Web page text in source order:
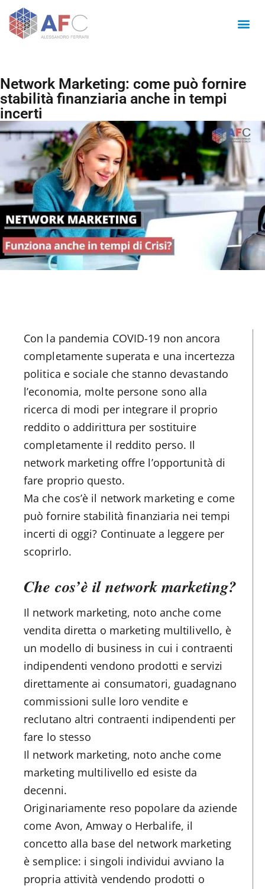
Network Marketing: come può fornire
stabilità finanziaria anche in tempi
incerti
Con la pandemia COVID-19 non ancora
completamente superata e una incertezza
politica e sociale che stanno devastando
l’economia, molte persone sono alla
ricerca di modi per integrare il proprio
reddito o addirittura per sostituire
completamente il reddito perso. Il
network marketing offre l’opportunità di
fare proprio questo.
Ma che cos’è il network marketing e come
può fornire stabilità finanziaria nei tempi
incerti di oggi? Continuate a leggere per
scoprirlo.
Che cos’è il network marketing?
Il network marketing, noto anche come
vendita diretta o marketing multilivello, è
un modello di business in cui i contraenti
indipendenti vendono prodotti e servizi
direttamente ai consumatori, guadagnano
commissioni sulle loro vendite e
reclutano altri contraenti indipendenti per
fare lo stesso
Il network marketing, noto anche come
marketing multilivello ed esiste da
decenni.
Originariamente reso popolare da aziende
come Avon, Amway o Herbalife, il
concetto alla base del network marketing
è semplice: i singoli individui avviano la
propria attività vendendo prodotti o